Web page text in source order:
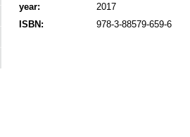
year:
2017
ISBN:
978-3-88579-659-6